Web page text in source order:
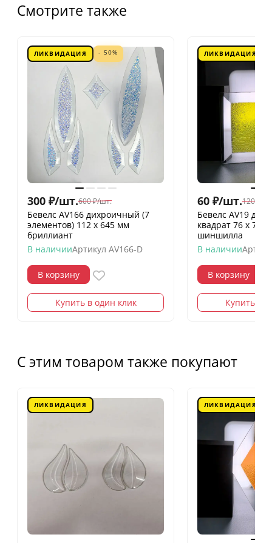
Смотрите также
ЛИКВИДАЦИЯ - 50%
300 ₽/шт.600 ₽/шт.
Бевелс AV166 дихроичный (7
элементов) 112 х 645 мм
бриллиант
В наличииАртикул AV166-D
В корзину
Купить в один клик
ЛИКВИДАЦИЯ
60 ₽/шт.120
Бевелс AV19
квадрат 76 х 76
шиншилла
В наличии
В корзину
Купить в
С этим товаром также покупают
ЛИКВИДАЦИЯ ЛИКВИДАЦИЯ